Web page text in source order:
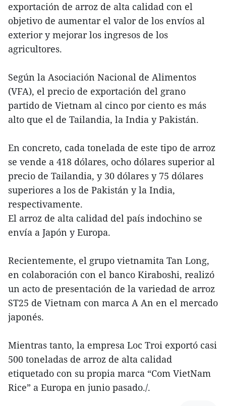
exportación de arroz de alta calidad con el
objetivo de aumentar el valor de los envíos al
exterior y mejorar los ingresos de los
agricultores.
Según la Asociación Nacional de Alimentos
(VFA), el precio de exportación del grano
partido de Vietnam al cinco por ciento es más
alto que el de Tailandia, la India y Pakistán.
En concreto, cada tonelada de este tipo de arroz
se vende a 418 dólares, ocho dólares superior al
precio de Tailandia, y 30 dólares y 75 dólares
superiores a los de Pakistán y la India,
respectivamente.
El arroz de alta calidad del país indochino se
envía a Japón y Europa.
Recientemente, el grupo vietnamita Tan Long,
en colaboración con el banco Kiraboshi, realizó
un acto de presentación de la variedad de arroz
ST25 de Vietnam con marca A An en el mercado
japonés.
Mientras tanto, la empresa Loc Troi exportó casi
500 toneladas de arroz de alta calidad
etiquetado con su propia marca “Com VietNam
Rice” a Europa en junio pasado./.